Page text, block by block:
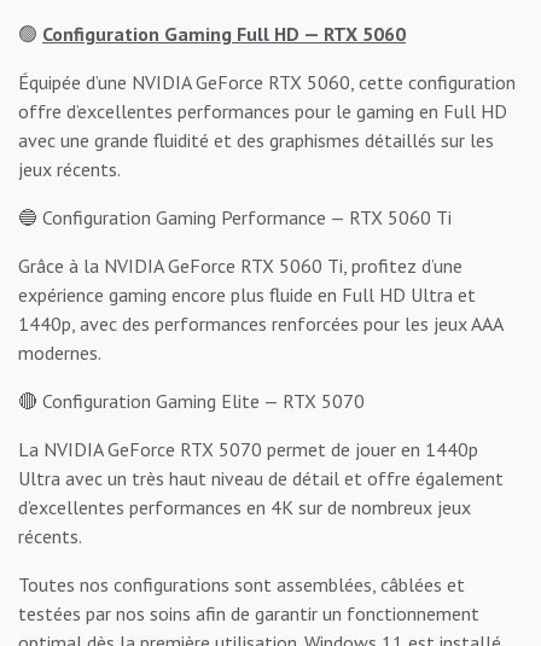
🟢 Configuration Gaming Full HD — RTX 5060
Équipée d’une NVIDIA GeForce RTX 5060, cette configuration
offre d’excellentes performances pour le gaming en Full HD
avec une grande fluidité et des graphismes détaillés sur les
jeux récents.
🔵 Configuration Gaming Performance — RTX 5060 Ti
Grâce à la NVIDIA GeForce RTX 5060 Ti, profitez d’une
expérience gaming encore plus fluide en Full HD Ultra et
1440p, avec des performances renforcées pour les jeux AAA
modernes.
🔴 Configuration Gaming Elite — RTX 5070
La NVIDIA GeForce RTX 5070 permet de jouer en 1440p
Ultra avec un très haut niveau de détail et offre également
d’excellentes performances en 4K sur de nombreux jeux
récents.
Toutes nos configurations sont assemblées, câblées et
testées par nos soins afin de garantir un fonctionnement